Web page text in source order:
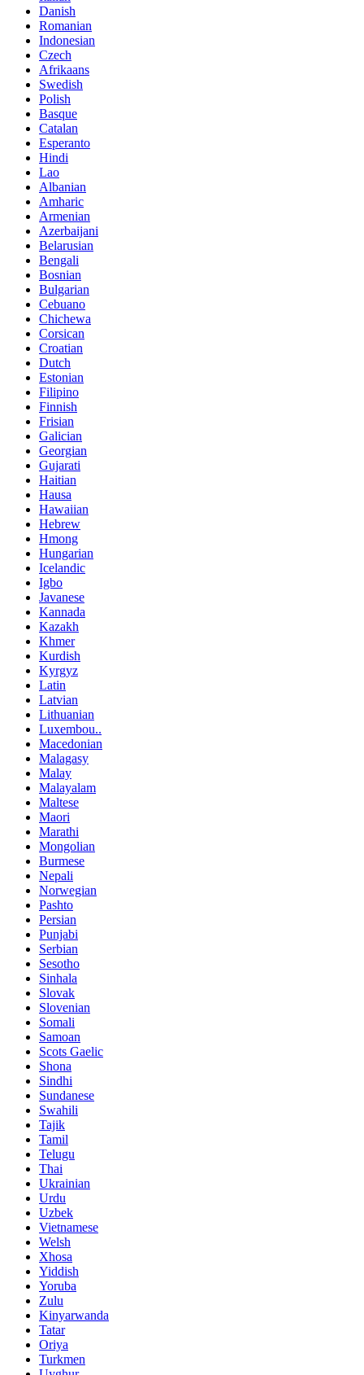
Danish
Romanian
Indonesian
Czech
Afrikaans
Swedish
Polish
Basque
Catalan
Esperanto
Hindi
Lao
Albanian
Amharic
Armenian
Azerbaijani
Belarusian
Bengali
Bosnian
Bulgarian
Cebuano
Chichewa
Corsican
Croatian
Dutch
Estonian
Filipino
Finnish
Frisian
Galician
Georgian
Gujarati
Haitian
Hausa
Hawaiian
Hebrew
Hmong
Hungarian
Icelandic
Igbo
Javanese
Kannada
Kazakh
Khmer
Kurdish
Kyrgyz
Latin
Latvian
Lithuanian
Luxembou..
Macedonian
Malagasy
Malay
Malayalam
Maltese
Maori
Marathi
Mongolian
Burmese
Nepali
Norwegian
Pashto
Persian
Punjabi
Serbian
Sesotho
Sinhala
Slovak
Slovenian
Somali
Samoan
Scots Gaelic
Shona
Sindhi
Sundanese
Swahili
Tajik
Tamil
Telugu
Thai
Ukrainian
Urdu
Uzbek
Vietnamese
Welsh
Xhosa
Yiddish
Yoruba
Zulu
Kinyarwanda
Tatar
Oriya
Turkmen